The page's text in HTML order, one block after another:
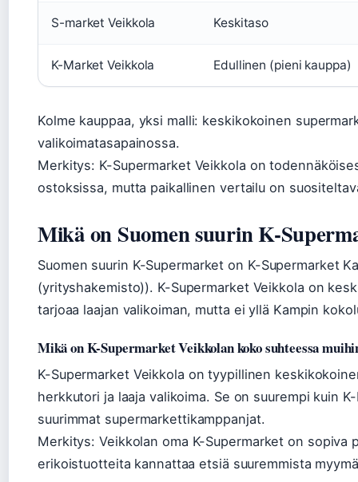
S-market Veikkola Keskitaso
K-Market Veikkola Edullinen (pieni kauppa)
Kolme kauppaa, yksi malli: keskikokoinen
valikoimatasapainossa.
Merkitys: K-Supermarket Veikkola on
ostoksissa, mutta paikallinen vertailu on
Mikä on Suomen suurin K-
Suomen suurin K-Supermarket on K-Supermarket
(yrityshakemisto)). K-Supermarket Veikkola on
tarjoaa laajan valikoiman, mutta ei yllä Kampin
Mikä on K-Supermarket Veikkolan koko suhteessa
K-Supermarket Veikkola on tyypillinen
herkkutori ja laaja valikoima. Se on suurempi kuin
suurimmat supermarkettikamppanjat.
Merkitys: Veikkolan oma K-Supermarket on sopiva
erikoistuotteita kannattaa etsiä suuremmista